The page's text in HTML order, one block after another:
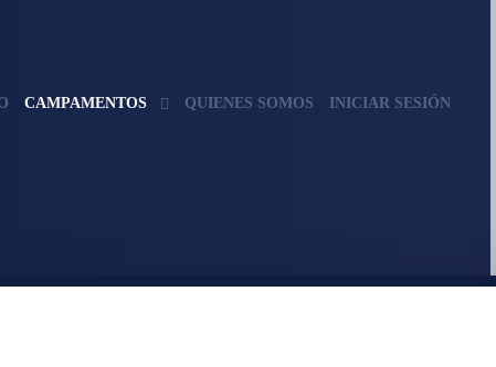
CAMPAMENTOS QUIENES SOMOS INICIAR SESIÓN